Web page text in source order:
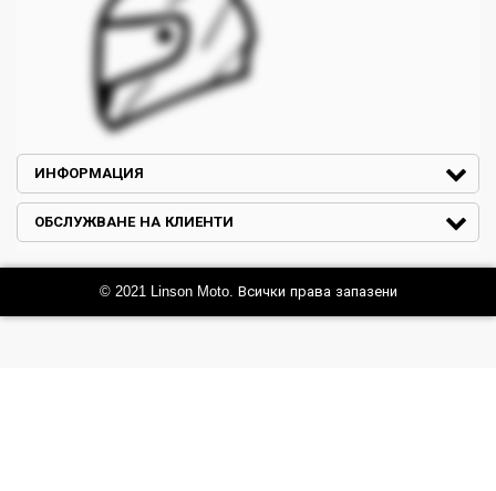
ИНФОРМАЦИЯ
ОБСЛУЖВАНЕ НА КЛИЕНТИ
© 2021 Linson Moto. Всички права запазени